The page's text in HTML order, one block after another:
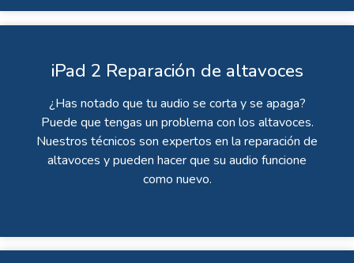
iPad 2 Reparación de altavoces
¿Has notado que tu audio se corta y se apaga?
Puede que tengas un problema con los altavoces.
Nuestros técnicos son expertos en la reparación de
altavoces y pueden hacer que su audio funcione
como nuevo.